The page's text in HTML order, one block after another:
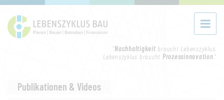
"Nachhaltigkeit braucht Lebenszyklus.
Lebenszyklus braucht Prozessinnovation."
Publikationen & Videos